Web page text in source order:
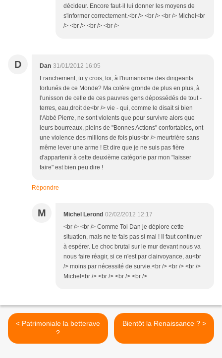
décideur. Encore faut-il lui donner les moyens de
s'informer correctement.<br /> <br /> <br /> Michel<br
/> <br /> <br /> <br />
D Dan 31/01/2012 16:05
Franchement, tu y crois, toi, à l'humanisme des dirigeants
fortunés de ce Monde? Ma colère gronde de plus en plus, à
l'unisson de celle de ces pauvres gens dépossédés de tout -
terres, eau,droit de<br /> vie - qui, comme le disait si bien
l'Abbé Pierre, ne sont violents que pour survivre alors que
leurs bourreaux, pleins de "Bonnes Actions" confortables, ont
une violence des millions de fois plus<br /> meurtrière sans
même lever une arme ! Et dire que je ne suis pas fière
d'appartenir à cette deuxième catégorie par mon "laisser
faire" est bien peu dire !
Répondre
M Michel Lerond 02/02/2012 12:17
<br /> <br /> Comme Toi Dan je déplore cette
situation, mais ne te fais pas si mal ! Il faut continuer
à espérer. Le choc brutal sur le mur devant nous va
nous faire réagir, si ce n'est par clairvoyance, au<br
/> moins par nécessité de survie.<br /> <br /> <br />
Michel<br /> <br /> <br /> <br />
< Patrimoniale la betterave
?
Bientôt la Renaissance ? >